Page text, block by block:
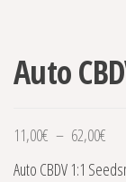
Auto
11,00€ – 62,00€
Auto CBDV 1:1